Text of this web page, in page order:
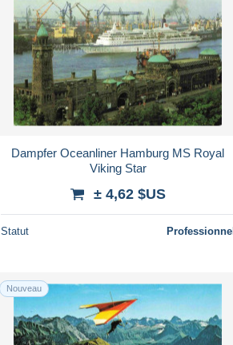
Dampfer Oceanliner Hamburg MS Royal
Viking Star
± 4,62 $US
Statut Professionnel
Nouveau